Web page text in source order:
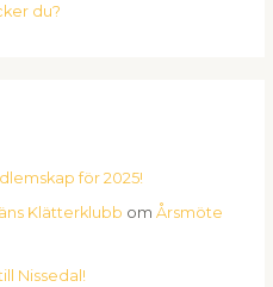
du?
för 2025!
Klätterklubb om Årsmöte
Nissedal!